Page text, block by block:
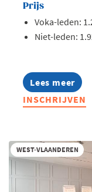
Prijs
Voka-leden:
Niet-leden:
Lees meer
about
Lerend
Netwerk
INSCHRIJVEN
WEST-VLAANDEREN